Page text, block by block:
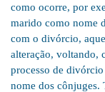
como ocorre, por
marido como nome
com o divórcio,
alteração, voltando,
processo de
nome dos cônjuges.